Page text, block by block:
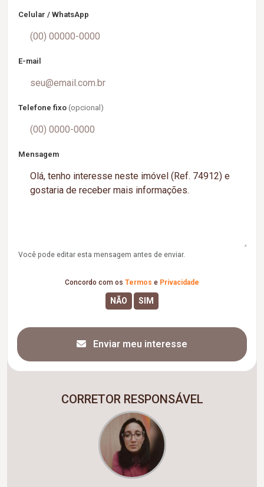
Celular / WhatsApp
E-mail
Telefone fixo (opcional)
Mensagem
Você pode editar esta mensagem antes de enviar.
Concordo com os Termos e Privacidade
Enviar meu interesse
CORRETOR RESPONSÁVEL